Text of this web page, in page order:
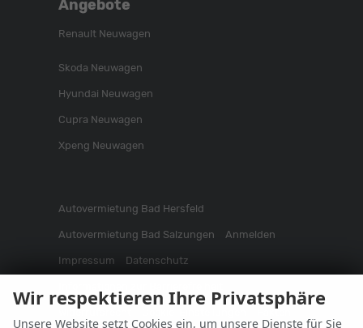
Angebote
Renault Neuwagen
Skoda Neuwagen
Hyundai Neuwagen
Cupra Neuwagen
Xpeng Neuwagen
Autovermietung Bad Hersfeld
Autovermietung Bad Salzungen Anmelden
Impressum Datenschutz
Widerrufsrecht Fakten
Wir respektieren Ihre Privatsphäre
Unsere Website setzt Cookies ein, um unsere Dienste für Sie